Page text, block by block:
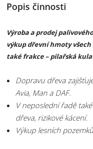
Popis činnosti
Výroba a prodej
výkup dřevní hmoty
také frakce – pilařská
Dopravu dřeva
Avia, Man a DAF.
V neposlední řadě
dřeva, rizikové kácení.
Výkup lesních